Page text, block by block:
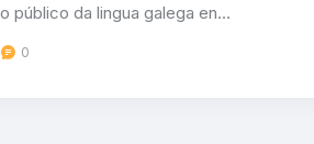
público da lingua galega en…
0